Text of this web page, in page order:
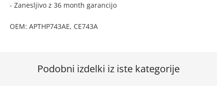
- Zanesljivo z 36 month garancijo
OEM: APTHP743AE, CE743A
Podobni izdelki iz iste kategorije